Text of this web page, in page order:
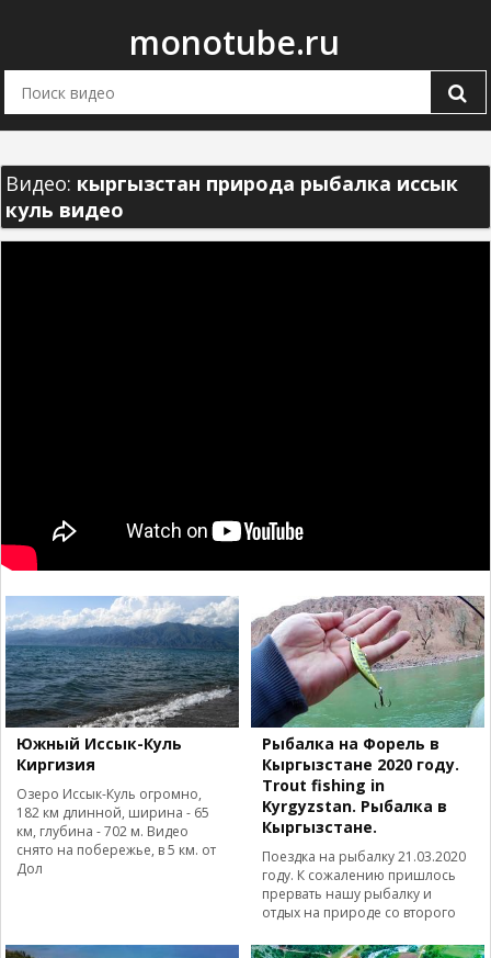
monotube.ru
Видео: кыргызстан природа рыбалка иссык
куль видео
Южный Иссык-Куль
Киргизия
Озеро Иссык-Куль огромно,
182 км длинной, ширина - 65
км, глубина - 702 м. Видео
снято на побережье, в 5 км. от
Дол
Рыбалка на Форель в
Кыргызстане 2020 году.
Trout fishing in
Kyrgyzstan. Рыбалка в
Кыргызстане.
Поездка на рыбалку 21.03.2020
году. К сожалению пришлось
прервать нашу рыбалку и
отдых на природе со второго